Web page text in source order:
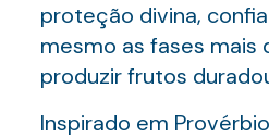
proteção divina,
mesmo as fases mais
produzir frutos
Inspirado em